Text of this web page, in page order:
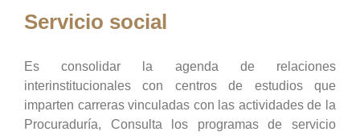
Servicio social
Es consolidar la agenda de relaciones
interinstitucionales con centros de estudios que
imparten carreras vinculadas con las actividades de la
Procuraduría, Consulta los programas de servicio